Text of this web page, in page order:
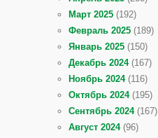
Март 2025 (192)
Февраль 2025 (189)
Январь 2025 (150)
Декабрь 2024(167)
Ноябрь 2024(116)
Октябрь 2024(195)
Сентябрь 2024(167)
Август 2024(96)